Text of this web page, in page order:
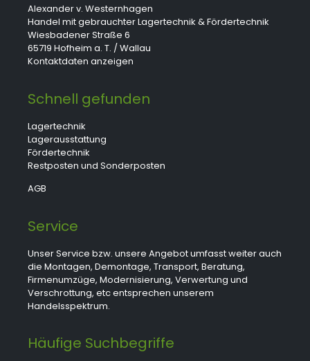
Alexander v. Westernhagen
Handel mit gebrauchter Lagertechnik & Fördertechnik
Wiesbadener Straße 6
65719 Hofheim a. T. / Wallau
Kontaktdaten anzeigen
Schnell gefunden
Lagertechnik
Lagerausstattung
Fördertechnik
Restposten und Sonderposten
AGB
Service
Unser Service bzw. unsere Angebot umfasst weiter auch
die Montagen, Demontage, Transport, Beratung,
Firmenumzüge, Modernisierung, Verwertung und
Verschrottung, etc entsprechen unserem
Handelsspektrum.
Häufige Suchbegriffe